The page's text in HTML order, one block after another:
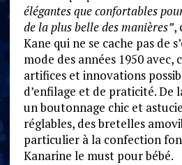
élégantes que confortables
de la plus belle des manières”,
Kane qui ne se cache pas de
mode des années 1950 avec,
artifices et innovations
d’enfilage et de praticité. De
un boutonnage chic et
réglables, des bretelles
particulier à la confection
Kanarine le must pour bébé.